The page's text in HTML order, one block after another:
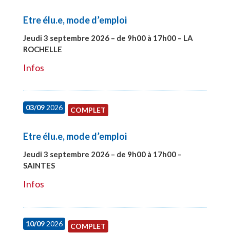
Etre élu.e, mode d’emploi
Jeudi 3 septembre 2026 – de 9h00 à 17h00 – LA
ROCHELLE
Infos
03/092026 COMPLET
Etre élu.e, mode d’emploi
Jeudi 3 septembre 2026 – de 9h00 à 17h00 –
SAINTES
Infos
10/092026 COMPLET